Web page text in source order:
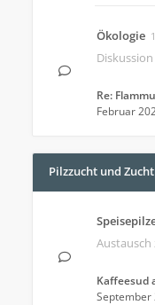
Ökologie
Re:
Februar
Pilzzucht und
Austausch
Kaffeesud
September